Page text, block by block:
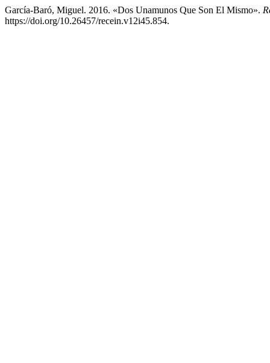
García-Baró, Miguel. 2016. «Dos Unamunos Que Son El Mismo».
https://doi.org/10.26457/recein.v12i45.854.